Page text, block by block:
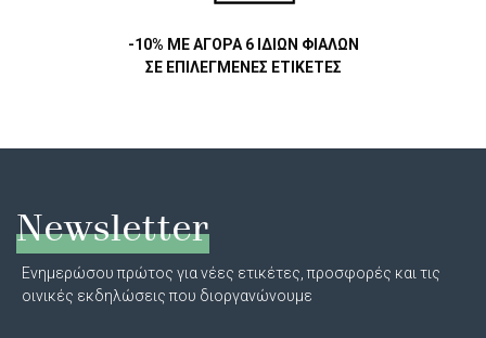
-10% ΜΕ ΑΓΟΡΑ 6 ΙΔΙΩΝ ΦΙΑΛΩΝ
ΣΕ ΕΠΙΛΕΓΜΕΝΕΣ ΕΤΙΚΕΤΕΣ
Newsletter
Ενημερώσου πρώτος για νέες ετικέτες, προσφορές και τις
οινικές εκδηλώσεις που διοργανώνουμε